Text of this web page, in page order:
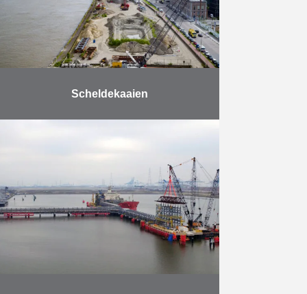
Meer
Scheldekaaien
Scheldekaaien heraanleggen. Over
een lengte van maar liefst zeven
kilometer worden de kaaien onder
handen …
Meer